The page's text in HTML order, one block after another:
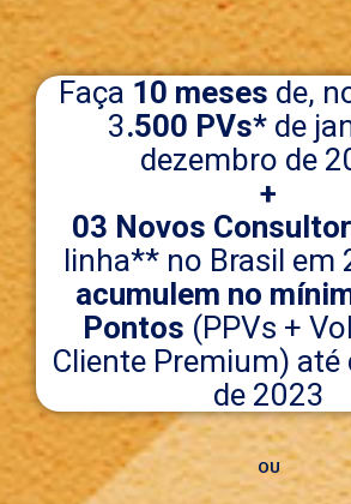
Faça 10 meses de,
3.500 PVs*de
dezembro de
+
03 Novos
linha** no Brasil em
acumulem no
Pontos (PPVs +
Cliente Premium) até
de 2023
OU